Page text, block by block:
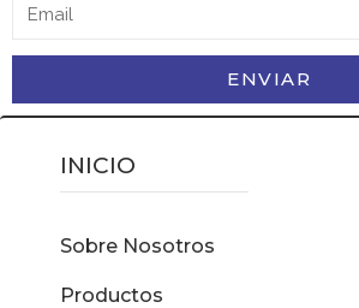
ENVIAR
INICIO
Sobre Nosotros
Productos